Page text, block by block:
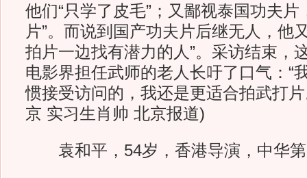
他们“只学了皮毛”；又鄙视泰国功夫片
片”。而说到国产功夫片后继无人，他
拍片一边找有潜力的人”。采访结束，
电影界担任武师的老人长吁了口气：“
惯接受访问的，我还是更适合拍武打
京 实习生肖帅 北京报道)
袁和平，54岁，香港导演，中华第